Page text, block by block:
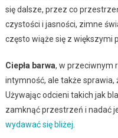
się dalsze, przez co
czystości i jasności, zimne
często wiąże się z większymi
Ciepła barwa, w przeciwnym
intymność, ale także sprawia,
Używając odcieni takich jak
zamknąć przestrzeń i nadać
wydawać się bliżej